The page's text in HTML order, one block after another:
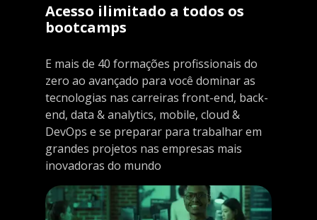
Acesso ilimitado a todos os
bootcamps
E mais de 40 formações profissionais do
zero ao avançado para você dominar as
tecnologias nas carreiras front-end, back-
end, data & analytics, mobile, cloud &
DevOps e se preparar para trabalhar em
grandes projetos nas empresas mais
inovadoras do mundo